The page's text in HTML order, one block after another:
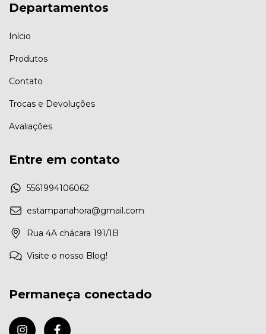
Departamentos
Início
Produtos
Contato
Trocas e Devoluções
Avaliações
Entre em contato
5561994106062
estampanahora@gmail.com
Rua 4A chácara 191/1B
Visite o nosso Blog!
Permaneça conectado